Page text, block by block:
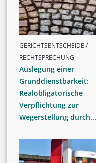
GERICHTSENTSCHEIDE /
RECHTSPRECHUNG
Auslegung einer
Grunddienstbarkeit:
Realobligatorische
Verpflichtung zur
Wegerstellung durch...